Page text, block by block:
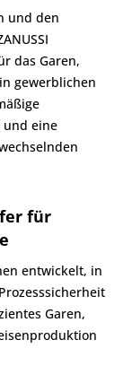
und den
das Garen,
gewerblichen
und eine
für
entwickelt, in
Garen,